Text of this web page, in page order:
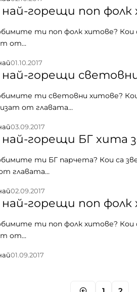
горещи поп фолк
ти поп фолк хитове? Кои
от…
01.10.2017
горещи
ти световни хитове?
от главата…
03.09.2017
горещи БГ хита
ти БГ парчета? Кои са
главата…
02.09.2017
горещи поп фолк
ти поп фолк хитове? Кои
от…
01.09.2017